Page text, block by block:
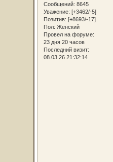
Сообщений: 8645
Уважение: [+3462/-5]
Позитив: [+8693/-17]
Пол: Женский
Провел на форуме:
23 дня 20 часов
Последний визит:
08.03.26 21:32:14